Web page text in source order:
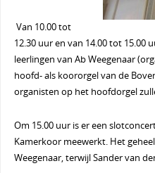
Van 10.00 tot
12.30 uur en van 14.00 tot 15.00
leerlingen van Ab Weegenaar
hoofd- als koororgel van de
organisten op het hoofdorgel
Om 15.00 uur is er een
Kamerkoor meewerkt. Het
Weegenaar, terwijl Sander van